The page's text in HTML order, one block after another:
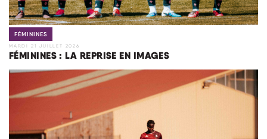
FÉMININES
MARDI 21 JUILLET 2026
FÉMININES : LA REPRISE EN IMAGES